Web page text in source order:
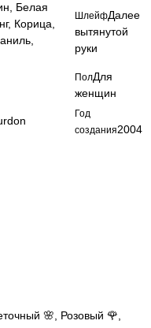
Белая
Корица,
ШлейфДалее
вытянутой
руки
ПолДля
женщин
Год
создания2004
🌸, Розовый 🌹,